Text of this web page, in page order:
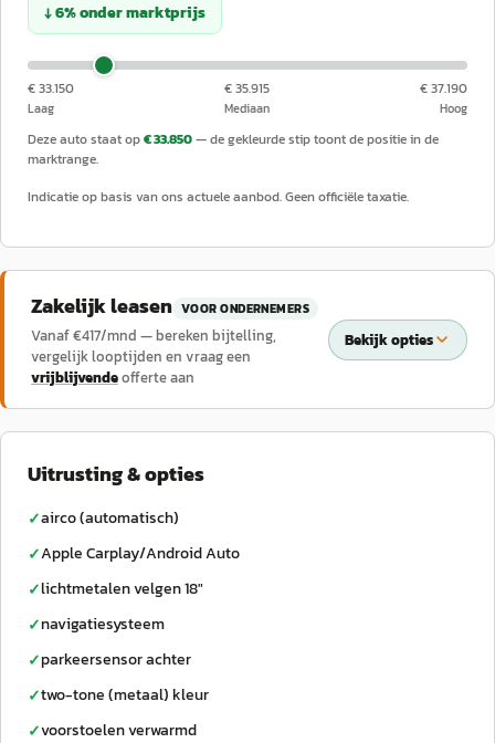
↓6%ondermarktprijs
€ 33.150
Laag
€ 35.915
Mediaan
€ 37.190
Hoog
Deze auto staat op€ 33.850— de gekleurde stip toont de positie in de
marktrange.
Indicatie op basis van ons actuele aanbod. Geen officiële taxatie.
Zakelijk leasen VOOR ONDERNEMERS
Vanaf €417/mnd — bereken bijtelling,
vergelijk looptijden en vraag een
vrijblijvendeofferte aan
Bekijk opties
Uitrusting & opties
✓airco (automatisch)
✓Apple Carplay/Android Auto
✓lichtmetalen velgen 18"
✓navigatiesysteem
✓parkeersensor achter
✓two-tone (metaal) kleur
✓voorstoelen verwarmd